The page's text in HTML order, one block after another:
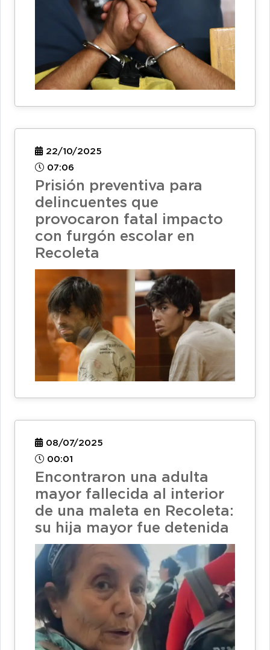
22/10/2025
07:06
Prisión preventiva para
delincuentes que
provocaron fatal impacto
con furgón escolar en
Recoleta
08/07/2025
00:01
Encontraron una adulta
mayor fallecida al interior
de una maleta en Recoleta:
su hija mayor fue detenida